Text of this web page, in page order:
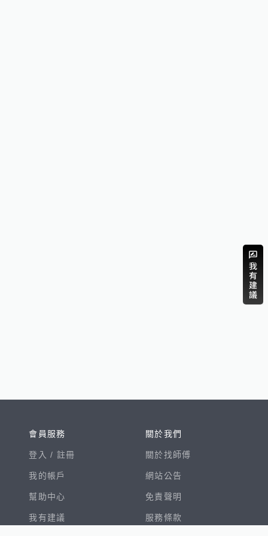
會員服務
登入 / 註冊
我的帳戶
幫助中心
我有建議
關於我們
關於找師傅
網站公告
免責聲明
服務條款